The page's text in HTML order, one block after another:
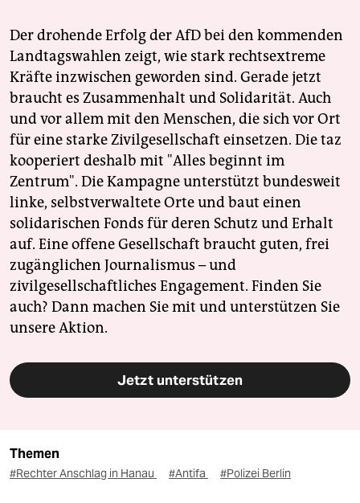
Der drohende Erfolg der AfD bei den kommenden
Landtagswahlen zeigt, wie stark rechtsextreme
Kräfte inzwischen geworden sind. Gerade jetzt
braucht es Zusammenhalt und Solidarität. Auch
und vor allem mit den Menschen, die sich vor Ort
für eine starke Zivilgesellschaft einsetzen. Die taz
kooperiert deshalb mit "Alles beginnt im
Zentrum". Die Kampagne unterstützt bundesweit
linke, selbstverwaltete Orte und baut einen
solidarischen Fonds für deren Schutz und Erhalt
auf. Eine offene Gesellschaft braucht guten, frei
zugänglichen Journalismus – und
zivilgesellschaftliches Engagement. Finden Sie
auch? Dann machen Sie mit und unterstützen Sie
unsere Aktion.
Jetzt unterstützen
Themen
#Rechter Anschlag in Hanau #Antifa #Polizei Berlin